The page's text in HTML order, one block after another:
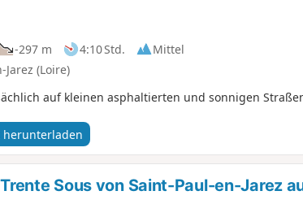
-297 m 4:10 Std.
Mittel
(Loire)
auf kleinen asphaltierten und sonnigen
herunterladen
Sous von Saint-Paul-en-Jarez